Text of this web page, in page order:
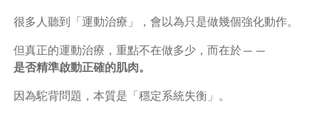
很多人聽到「運動治療」，會以為只是做幾個強化動作。
但真正的運動治療，重點不在做多少，而在於——
是否精準啟動正確的肌肉。
因為駝背問題，本質是「穩定系統失衡」。